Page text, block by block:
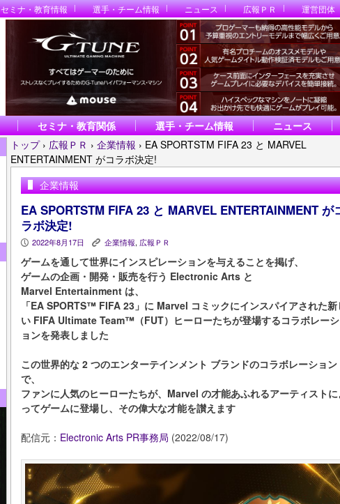
セミナ・教育情報 選手・チーム情報 ニュース 広報ＰＲ 運営団体
セミナ・教育関係 選手・チーム情報 ニュース
トップ › 広報ＰＲ › 企業情報 › EA SPORTSTM FIFA 23 と MARVEL
ENTERTAINMENT がコラボ決定!
企業情報
EA SPORTSTM FIFA 23 と MARVEL ENTERTAINMENT が
ラボ決定!
P 2022年8月17日 K 企業情報, 広報ＰＲ
ゲームを通して世界にインスピレーションを与えることを掲げ、
ゲームの企画・開発・販売を行う Electronic Arts と
Marvel Entertainment は、
「EA SPORTS™ FIFA 23」に Marvel コミックにインスパイアされた新
い FIFA Ultimate Team™（FUT）ヒーローたちが登場するコラボレーシ
ョンを発表しました
この世界的な 2 つのエンターテインメント ブランドのコラボレーション
で、
ファンに人気のヒーローたちが、Marvel の才能あふれるアーティストに
ってゲームに登場し、その偉大な才能を讃えます
配信元： Electronic Arts PR事務局 (2022/08/17)